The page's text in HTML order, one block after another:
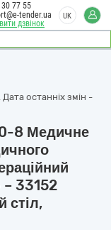
дзвінок
77 55
tender.ua
UK
останніх змін -
8 Медичне
33152
стіл,